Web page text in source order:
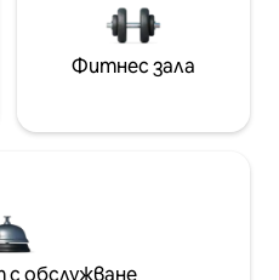
Фитнес зала
обслужване